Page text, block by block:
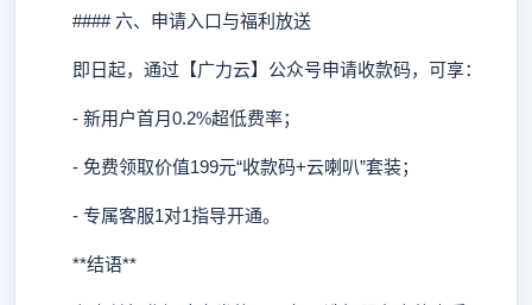
#### 六、申请入口与福利放送
即日起，通过【广力云】公众号申请收款码，可享：
- 新用户首月0.2%超低费率；
- 免费领取价值199元“收款码+云喇叭”套装；
- 专属客服1对1指导开通。
**结语**